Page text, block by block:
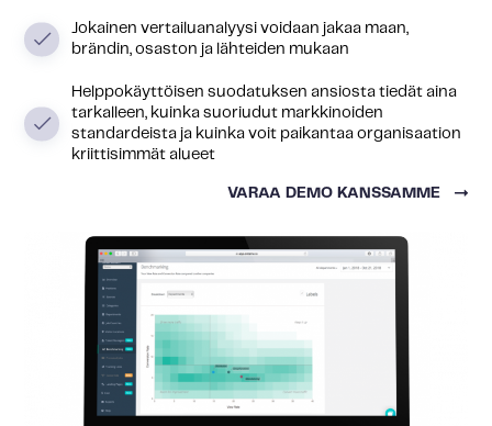
Jokainen vertailuanalyysi voidaan jakaa maan,
brändin, osaston ja lähteiden mukaan
Helppokäyttöisen suodatuksen ansiosta tiedät aina
tarkalleen, kuinka suoriudut markkinoiden
standardeista ja kuinka voit paikantaa organisaation
kriittisimmät alueet
VARAA DEMO KANSSAMME